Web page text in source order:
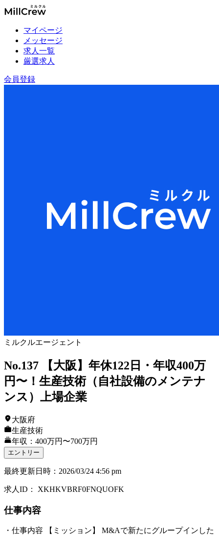
マイページ
メッセージ
求人一覧
厳選求人
会員登録
ミルクルエージェント
No.137 【大阪】年休122日・年収400万
円〜！生産技術（自社設備のメンテナ
ンス）上場企業
大阪府
生産技術
年収：400万円〜700万円
エントリー
最終更新日時 ： 2026/03/24 4:56 pm
求人ID ： XKHKVBRF0FNQUOFK
仕事内容
・仕事内容 【ミッション】 M&Aで新たにグループインした